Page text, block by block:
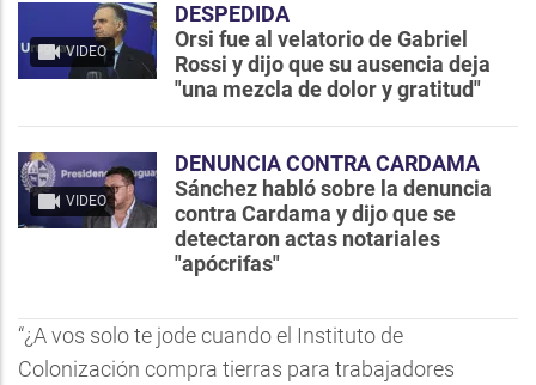
VIDEO
DESPEDIDA
Orsi fue al velatorio de Gabriel
Rossi y dijo que su ausencia deja
"una mezcla de dolor y gratitud"
VIDEO
DENUNCIA CONTRA CARDAMA
Sánchez habló sobre la denuncia
contra Cardama y dijo que se
detectaron actas notariales
"apócrifas"
“¿A vos solo te jode cuando el Instituto de
Colonización compra tierras para trabajadores